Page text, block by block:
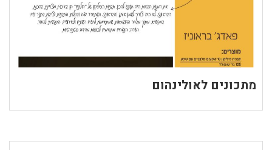
מתכונים לאולינהום